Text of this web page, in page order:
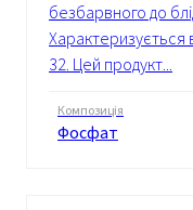
безбарвного до
Характеризується
32. Цей продукт...
Композиція
Фосфат